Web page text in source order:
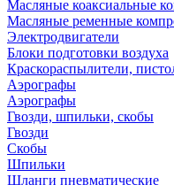
Масляные коаксиальные
Масляные ременные
Электродвигатели
Блоки подготовки воздуха
Краскораспылители,
Аэрографы
Аэрографы
Гвозди, шпильки, скобы
Гвозди
Скобы
Шпильки
Шланги пневматические